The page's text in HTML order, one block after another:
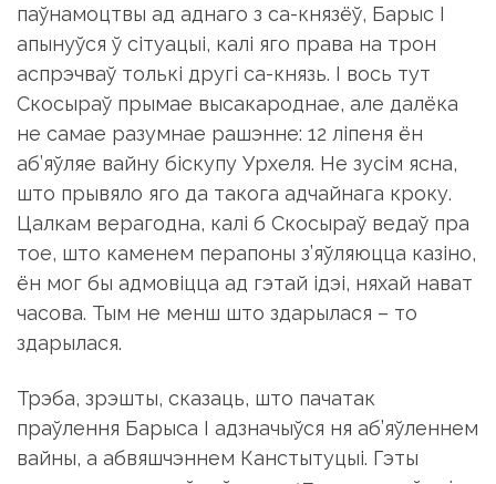
аспрэчваў толькі другі са-князь. І вось тут
Скосыраў прымае высакароднае, але далёка
не самае разумнае рашэнне: 12 ліпеня ён
аб’яўляе вайну біскупу Урхеля. Не зусім ясна,
што прывяло яго да такога адчайнага кроку.
Цалкам верагодна, калі б Скосыраў ведаў пра
тое, што каменем перапоны з’яўляюцца казіно,
ён мог бы адмовіцца ад гэтай ідэі, няхай нават
часова. Тым не менш што здарылася – то
здарылася.
Трэба, зрэшты, сказаць, што пачатак
вайны, а абвяшчэннем Канстытуцыі. Гэты
дакумент складаўся ўсяго з 17 артыкулаў, у ім
абвяшчалася незалежнасць дзяржавы,